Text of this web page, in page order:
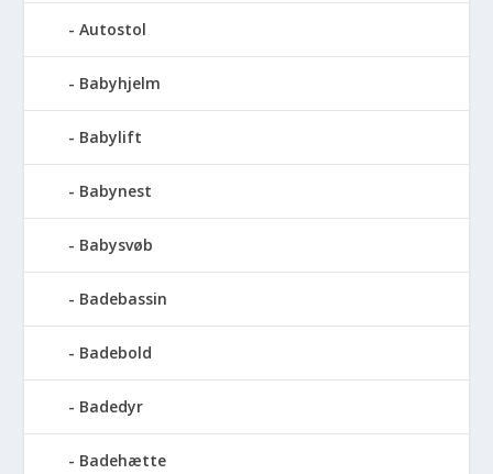
Autostol
Babyhjelm
Babylift
Babynest
Babysvøb
Badebassin
Badebold
Badedyr
Badehætte